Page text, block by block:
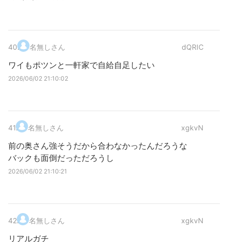
40. 名無しさん dQRIC
ワイもポツンと一軒家で自給自足したい
2026/06/02 21:10:02
41. 名無しさん xgkvN
前の奥さん強そうだから合わなかったんだろうな
バックも面倒だっただろうし
2026/06/02 21:10:21
42. 名無しさん xgkvN
リアルガチ